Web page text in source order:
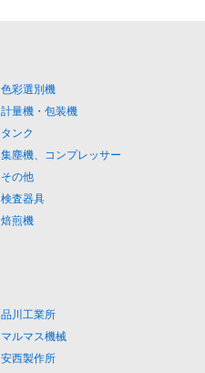
色彩選別機
計量機・包装機
タンク
集塵機、コンプレッサー
その他
検査器具
焙煎機
品川工業所
マルマス機械
安西製作所